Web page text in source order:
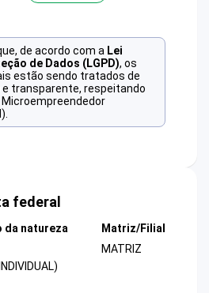
de acordo com a Lei
de Dados (LGPD), os
estão sendo tratados de
transparente, respeitando
federal
da natureza
Matriz/Filial
MATRIZ